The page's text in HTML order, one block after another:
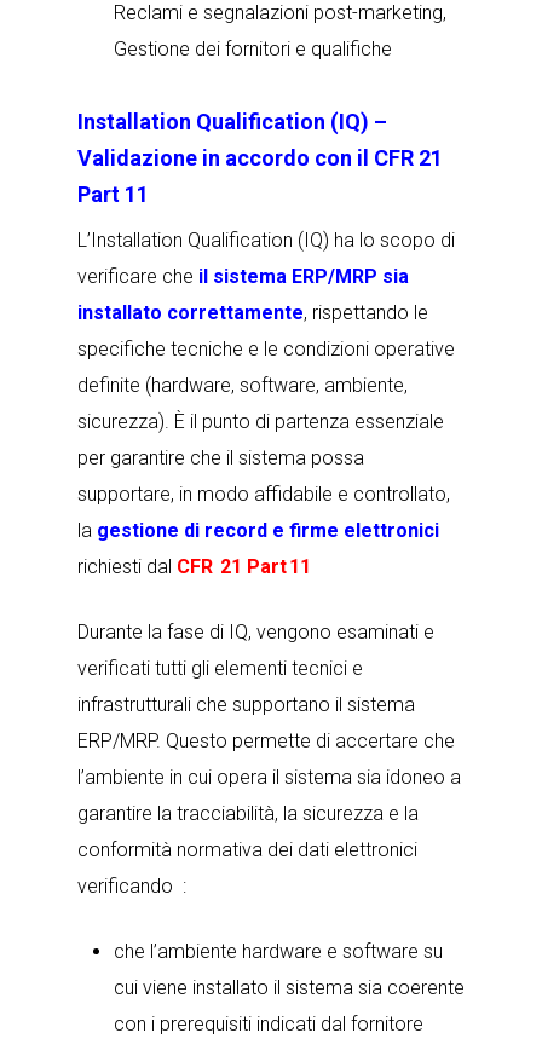
Reclami e segnalazioni post-marketing,
Gestione dei fornitori e qualifiche
Installation Qualification (IQ) –
Validazione in accordo con il CFR 21
Part 11
L’Installation Qualification (IQ) ha lo scopo di
verificare che il sistema ERP/MRP sia
installato correttamente, rispettando le
specifiche tecniche e le condizioni operative
definite (hardware, software, ambiente,
sicurezza). È il punto di partenza essenziale
per garantire che il sistema possa
supportare, in modo affidabile e controllato,
la gestione di record e firme elettronici
richiesti dal CFR 21 Part 11
Durante la fase di IQ, vengono esaminati e
verificati tutti gli elementi tecnici e
infrastrutturali che supportano il sistema
ERP/MRP. Questo permette di accertare che
l’ambiente in cui opera il sistema sia idoneo a
garantire la tracciabilità, la sicurezza e la
conformità normativa dei dati elettronici
verificando :
che l’ambiente hardware e software su
cui viene installato il sistema sia coerente
con i prerequisiti indicati dal fornitore